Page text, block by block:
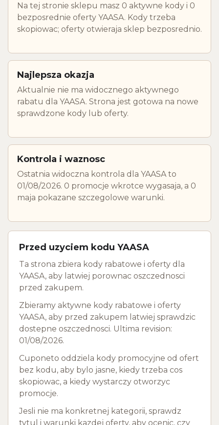
Na tej stronie sklepu masz 0 aktywne kody i 0
bezposrednie oferty YAASA. Kody trzeba
skopiowac; oferty otwieraja sklep bezposrednio.
Najlepsza okazja
Aktualnie nie ma widocznego aktywnego
rabatu dla YAASA. Strona jest gotowa na nowe
sprawdzone kody lub oferty.
Kontrola i waznosc
Ostatnia widoczna kontrola dla YAASA to
01/08/2026. 0 promocje wkrotce wygasaja, a 0
maja pokazane szczegolowe warunki.
Przed uzyciem kodu YAASA
Ta strona zbiera kody rabatowe i oferty dla
YAASA, aby latwiej porownac oszczednosci
przed zakupem.
Zbieramy aktywne kody rabatowe i oferty
YAASA, aby przed zakupem latwiej sprawdzic
dostepne oszczednosci. Ultima revision:
01/08/2026.
Cuponeto oddziela kody promocyjne od ofert
bez kodu, aby bylo jasne, kiedy trzeba cos
skopiowac, a kiedy wystarczy otworzyc
promocje.
Jesli nie ma konkretnej kategorii, sprawdz
tytul i warunki kazdej oferty, aby ocenic, czy